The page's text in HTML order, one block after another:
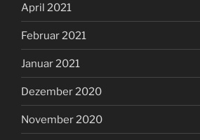
April 2021
Februar 2021
Januar 2021
Dezember 2020
November 2020